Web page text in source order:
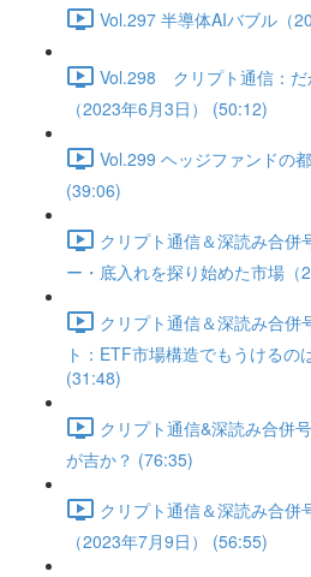
Vol.297 半導体AIバブル（
Vol.298 クリプト通信：だ
（2023年6月3日） (50:12)
Vol.299 ヘッジファンドの
(39:06)
クリプト通信＆深読み合併
ー・底入れを探り始めた市場
クリプト通信＆深読み合併
ト：ETF市場構造でもうけるの
(31:48)
クリプト通信&深読み合併
が吉か？ (76:35)
クリプト通信＆深読み合併
（2023年7月9日） (56:55)